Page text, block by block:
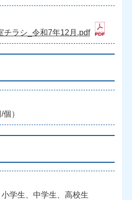
チラシ_令和7年12月.pdf
）
学生、中学生、高校生